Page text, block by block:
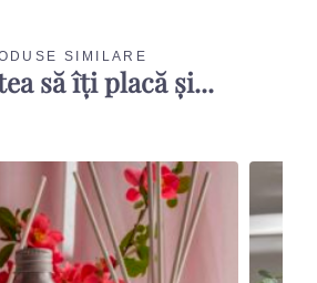
SIMILARE
să îți placă și...